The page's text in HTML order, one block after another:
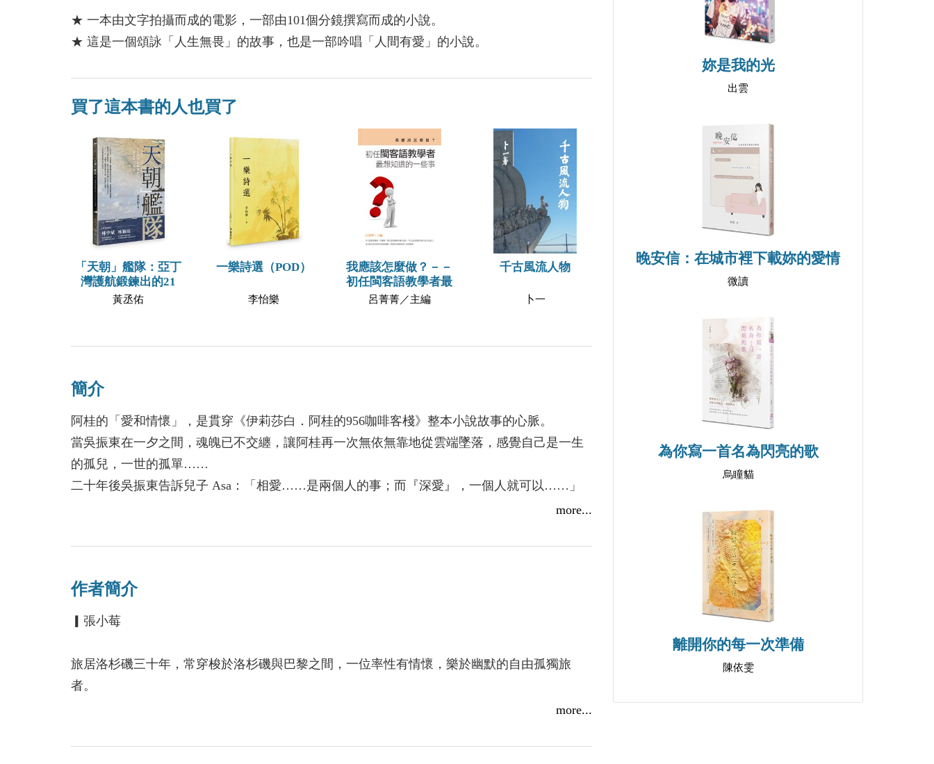
★ 一本由文字拍攝而成的電影，一部由101個分鏡撰寫而成的小說。
★ 這是一個頌詠「人生無畏」的故事，也是一部吟唱「人間有愛」的小說。
買了這本書的人也買了
「天朝」艦隊：亞丁
灣護航鍛鍊出的21
黃丞佑
一樂詩選（POD）
李怡樂
我應該怎麼做？－－
初任閩客語教學者最
呂菁菁／主編
千古風流人物
卜一
簡介
阿桂的「愛和情懷」，是貫穿《伊莉莎白．阿桂的956咖啡客棧》整本小說故事的心脈。
當吳振東在一夕之間，魂魄已不交纏，讓阿桂再一次無依無靠地從雲端墜落，感覺自己是一生
的孤兒，一世的孤單……
二十年後吳振東告訴兒子 Asa：「相愛……是兩個人的事；而『深愛』，一個人就可以……」
再顛沛流離失所。
情報特務的工作，隱藏著離奇的細節，對峙時的緊張過程，抽絲剝繭的心細評估……；相思如
灰，靜默非無淚，兩性繾綣悱惻，柔情纏綿，傾注在彼此亢奮的血脈，熾熱而沸騰……
探索之旅……
more...
作者簡介
▎張小莓
旅居洛杉磯三十年，常穿梭於洛杉磯與巴黎之間，一位率性有情懷，樂於幽默的自由孤獨旅
者。
more...
妳是我的光
出雲
晚安信：在城市裡下載妳的愛情
微讀
為你寫一首名為閃亮的歌
烏瞳貓
離開你的每一次準備
陳依雯